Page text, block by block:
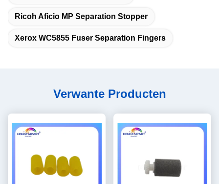
Ricoh Aficio MP Separation Stopper
Xerox WC5855 Fuser Separation Fingers
Verwante Producten